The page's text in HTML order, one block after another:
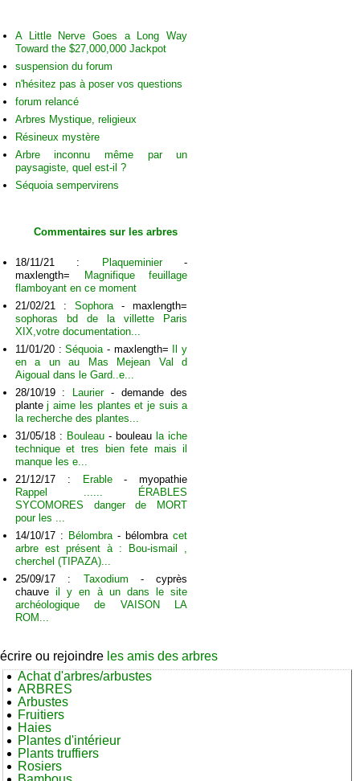
A Little Nerve Goes a Long Way
Toward the $27,000,000 Jackpot
suspension du forum
n'hésitez pas à poser vos questions
forum relancé
Arbres Mystique, religieux
Résineux mystère
Arbre inconnu même par un
paysagiste, quel est-il ?
Séquoia sempervirens
Commentaires sur les arbres
18/11/21 : Plaqueminier-
maxlength= Magnifique feuillage
flamboyant en ce moment
21/02/21 : Sophora - maxlength=
sophoras bd de la villette Paris
XIX,votre documentation...
11/01/20 :Séquoia - maxlength= Il y
en a un au Mas Mejean Val d
Aigoual dans le Gard..e...
28/10/19 : Laurier- demande des
plantej aime les plantes et je suis a
la recherche des plantes...
31/05/18 : Bouleau- bouleaula iche
technique et tres bien fete mais il
manque les e...
21/12/17 : Erable- myopathie
Rappel ...... ÉRABLES
SYCOMORES danger de MORT
pour les ...
14/10/17 : Bélombra- bélombracet
arbre est présent à : Bou-ismail ,
cherchel (TIPAZA)...
25/09/17 : Taxodium - cyprès
chauve il y en à un dans le site
archéologique de VAISON LA
ROM...
écrire ou rejoindre les amis des arbres
Achat d'arbres/arbustes
ARBRES
Arbustes
Fruitiers
Haies
Plantes d'intérieur
Plants truffiers
Rosiers